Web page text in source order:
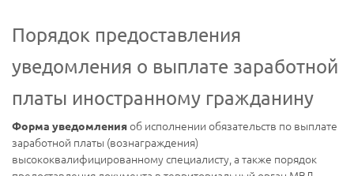
Порядок предоставления
уведомления о выплате заработной
платы иностранному гражданину
Форма уведомленияоб исполнении обязательств по выплате
заработной платы (вознаграждения)
высококвалифицированному специалисту, а также порядок